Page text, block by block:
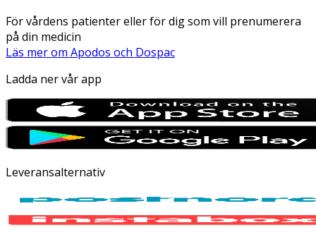
För vårdens patienter eller för dig som vill prenumerera
på din medicin
Läs mer om Apodos och Dospac
Ladda ner vår app
Leveransalternativ